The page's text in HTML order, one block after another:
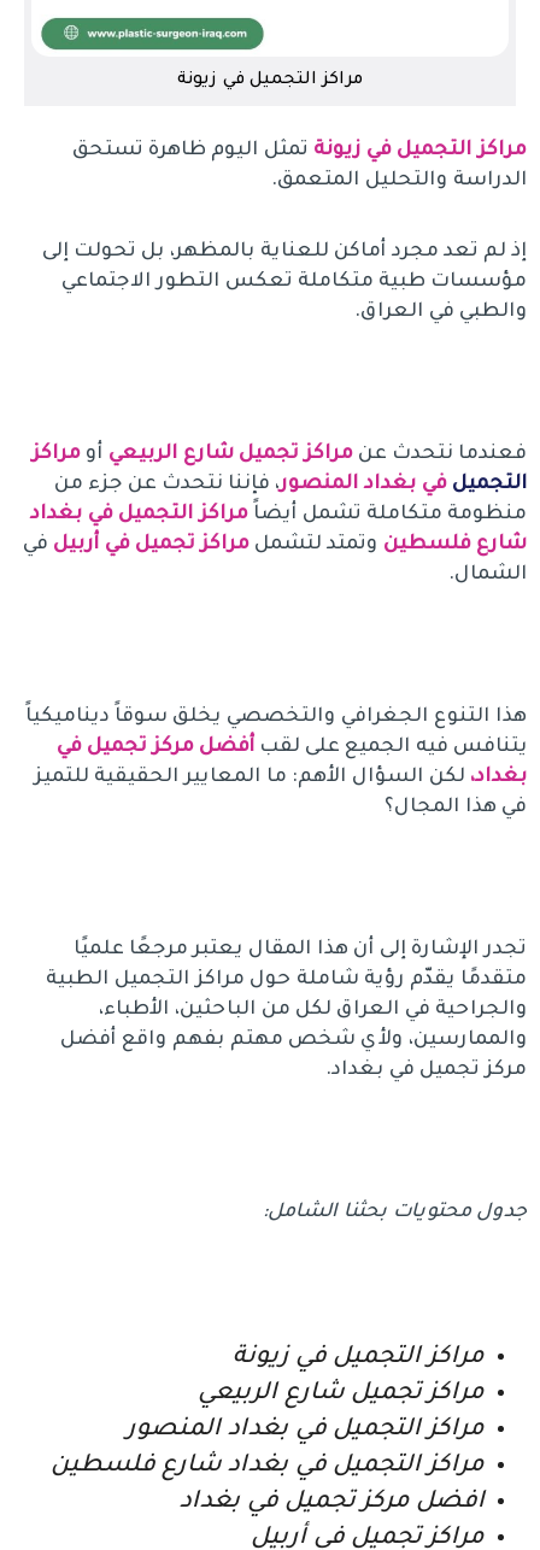
مراكز التجميل في زيونة
مراكز التجميل في زيونة تمثل اليوم ظاهرة تستحق
الدراسة والتحليل المتعمق.
إذ لم تعد مجرد أماكن للعناية بالمظهر، بل تحولت إلى
مؤسسات طبية متكاملة تعكس التطور الاجتماعي
والطبي في العراق.
فعندما نتحدث عنمراكز تجميل شارع الربيعي أومراكز
التجميل في بغداد المنصور، فإننا نتحدث عن جزء من
منظومة متكاملة تشمل أيضاًمراكز التجميل في بغداد
شارع فلسطين وتمتد لتشملمراكز تجميل في أربيل في
الشمال.
هذا التنوع الجغرافي والتخصصي يخلق سوقاً ديناميكياً
يتنافس فيه الجميع على لقبأفضل مركز تجميل في
بغداد، لكن السؤال الأهم: ما المعايير الحقيقية للتميز
في هذا المجال؟
تجدر الإشارة إلى أن هذا المقال يعتبر مرجعًا علميًا
متقدمًا يقدّم رؤية شاملة حول مراكز التجميل الطبية
والجراحية في العراق لكل من الباحثين، الأطباء،
والممارسين، ولأي شخص مهتم بفهم واقع أفضل
مركز تجميل في بغداد.
جدول محتويات بحثنا الشامل:
مراكز التجميل في زيونة
مراكز تجميل شارع الربيعي
مراكز التجميل في بغداد المنصور
مراكز التجميل في بغداد شارع فلسطين
افضل مركز تجميل في بغداد
مراكز تجميل في أربيل